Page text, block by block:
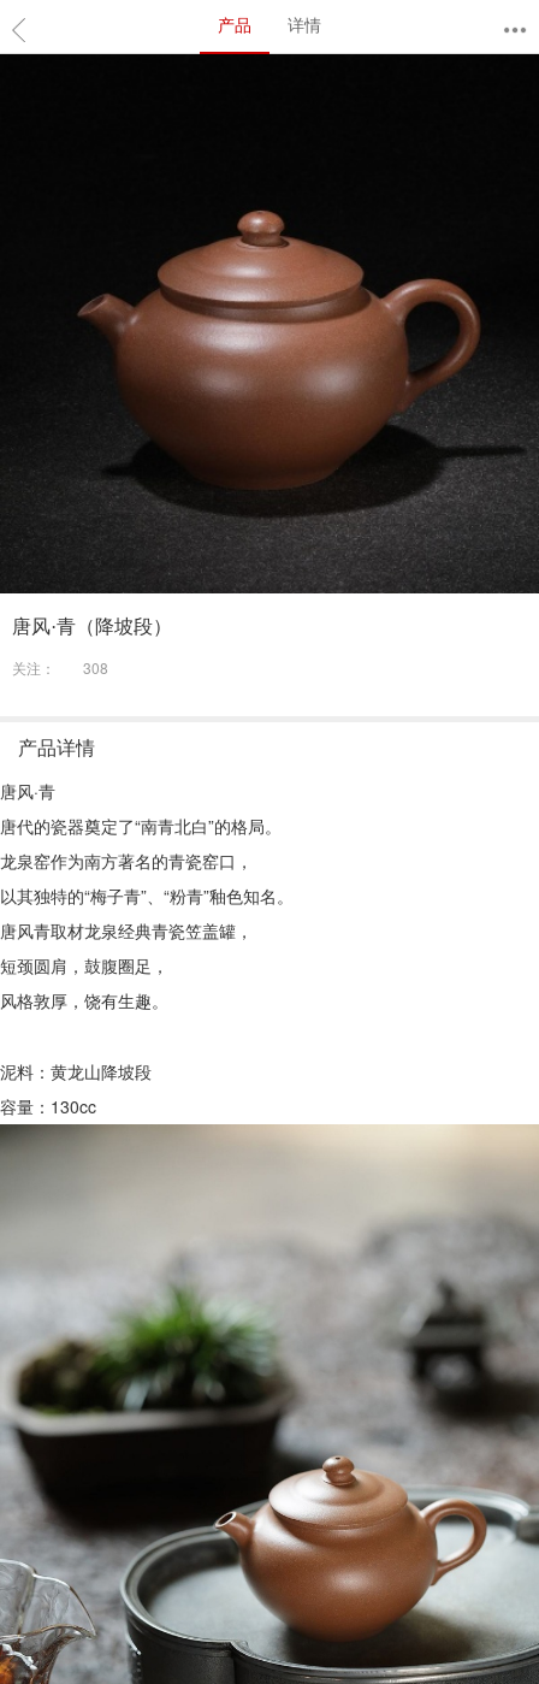
产品 详情
唐风·青（降坡段）
关注：
308
产品详情
唐风·青
唐代的瓷器奠定了“南青北白”的格局。
龙泉窑作为南方著名的青瓷窑口，
以其独特的“梅子青”、“粉青”釉色知名。
唐风青取材龙泉经典青瓷笠盖罐，
短颈圆肩，鼓腹圈足，
风格敦厚，饶有生趣。
泥料：黄龙山降坡段
容量：130cc